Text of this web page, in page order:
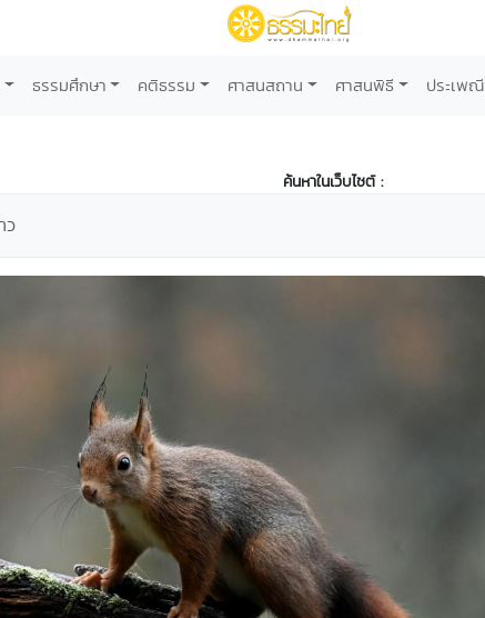
ธรรมศึกษา คติธรรม ศาสนสถาน ศาสนพิธี ประเพณี
ค้นหาในเว็บไซต์ :
ว